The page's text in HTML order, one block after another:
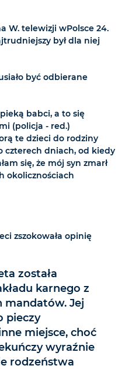
W. telewizji wPolsce 24.
był dla niej
być odbierane
babci, a to się
(policja - red.)
te dzieci do rodziny
czterech dniach, od kiedy
się, że mój syn zmarł
okolicznościach
zszokowała opinię
została
karnego z
mandatów. Jej
pieczy
miejsce, choć
wyraźnie
rodzeństwa